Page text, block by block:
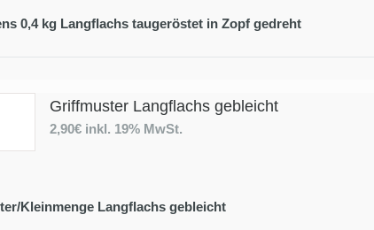
0,4 kg Langflachs taugeröstet in Zopf gedreht
Griffmuster Langflachs gebleicht
2,90€ inkl. 19% MwSt.
Kleinmenge Langflachs gebleicht